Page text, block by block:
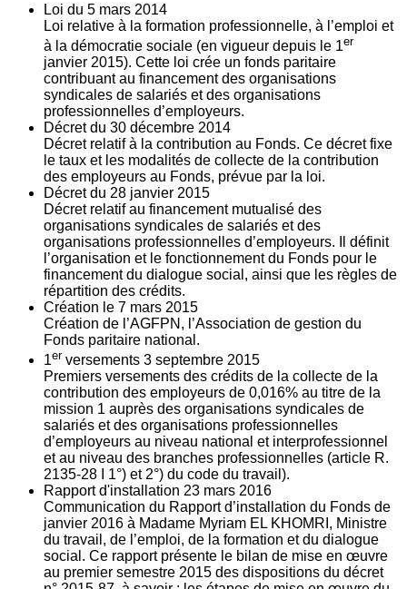
Loi du 5 mars 2014
Loi relative à la formation professionnelle, à l’emploi et
à la démocratie sociale (en vigueur depuis le 1er
janvier 2015). Cette loi crée un fonds paritaire
contribuant au financement des organisations
syndicales de salariés et des organisations
professionnelles d’employeurs.
Décret du 30 décembre 2014
Décret relatif à la contribution au Fonds. Ce décret fixe
le taux et les modalités de collecte de la contribution
des employeurs au Fonds, prévue par la loi.
Décret du 28 janvier 2015
Décret relatif au financement mutualisé des
organisations syndicales de salariés et des
organisations professionnelles d’employeurs. Il définit
l’organisation et le fonctionnement du Fonds pour le
financement du dialogue social, ainsi que les règles de
répartition des crédits.
Création le 7 mars 2015
Création de l’AGFPN, l’Association de gestion du
Fonds paritaire national.
1er versements 3 septembre 2015
Premiers versements des crédits de la collecte de la
contribution des employeurs de 0,016% au titre de la
mission 1 auprès des organisations syndicales de
salariés et des organisations professionnelles
d’employeurs au niveau national et interprofessionnel
et au niveau des branches professionnelles (article R.
2135‐28 I 1°) et 2°) du code du travail).
Rapport d'installation 23 mars 2016
Communication du Rapport d’installation du Fonds de
janvier 2016 à Madame Myriam EL KHOMRI, Ministre
du travail, de l’emploi, de la formation et du dialogue
social. Ce rapport présente le bilan de mise en œuvre
au premier semestre 2015 des dispositions du décret